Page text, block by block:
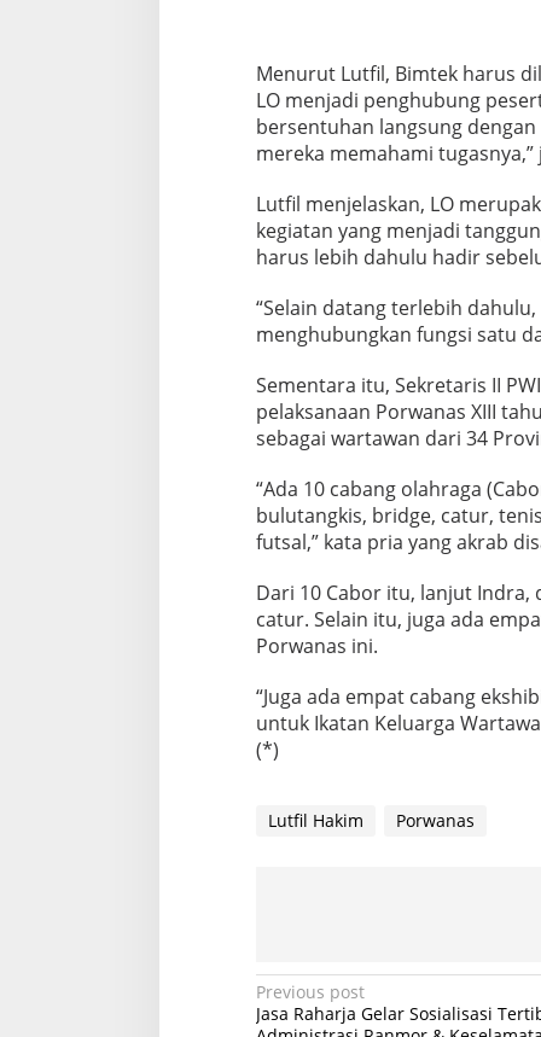
Menurut Lutfil, Bimtek harus
LO menjadi penghubung
bersentuhan langsung
mereka memahami tugasnya,”
Lutfil menjelaskan, LO
kegiatan yang menjadi
harus lebih dahulu hadir
“Selain datang terlebih
menghubungkan fungsi satu
Sementara itu, Sekretaris II
pelaksanaan Porwanas XIII
sebagai wartawan dari 34
“Ada 10 cabang olahraga
bulutangkis, bridge, catur,
futsal,” kata pria yang akrab
Dari 10 Cabor itu, lanjut Indra,
catur. Selain itu, juga ada
Porwanas ini.
“Juga ada empat cabang
untuk Ikatan Keluarga
(*)
Lutfil Hakim Porwanas
P
Previous post
Jasa Raharja Gelar Sosialisasi